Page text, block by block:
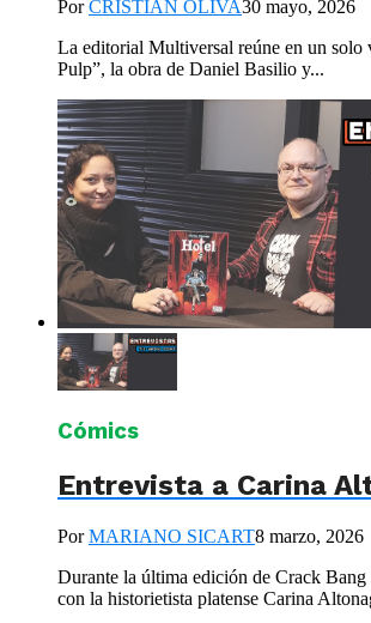
PorCRISTIAN OLIVA30 mayo, 2026
La editorial Multiversal reúne en un solo
Pulp”, la obra de Daniel Basilio y...
Cómics
Entrevista a Carina
PorMARIANO SICART8 marzo, 2026
Durante la última edición de Crack
con la historietista platense Carina